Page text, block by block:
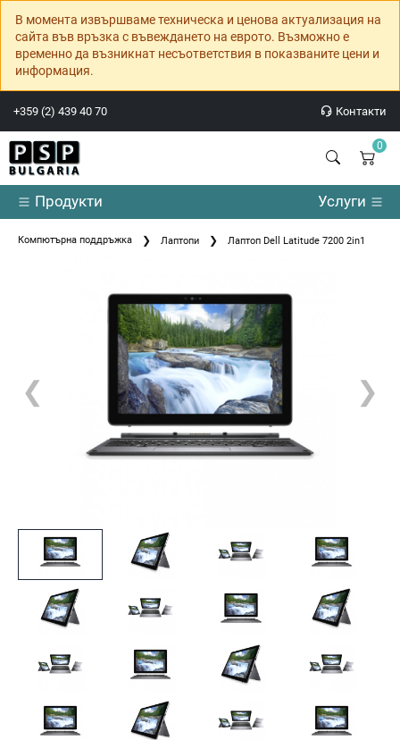
В момента извършваме техническа и ценова актуализация на
сайта във връзка с въвеждането на еврото. Възможно е
временно да възникнат несъответствия в показваните цени и
информация.
+359 (2) 439 40 70 Контакти
0
Продукти Услуги
Компютърна поддръжка Лаптопи Лаптоп Dell Latitude 7200 2in1
❮ ❯